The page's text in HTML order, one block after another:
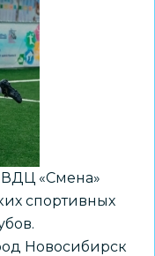
ВДЦ «Смена»
спортивных
Новосибирск